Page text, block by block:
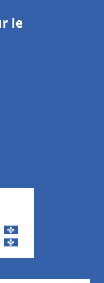
le